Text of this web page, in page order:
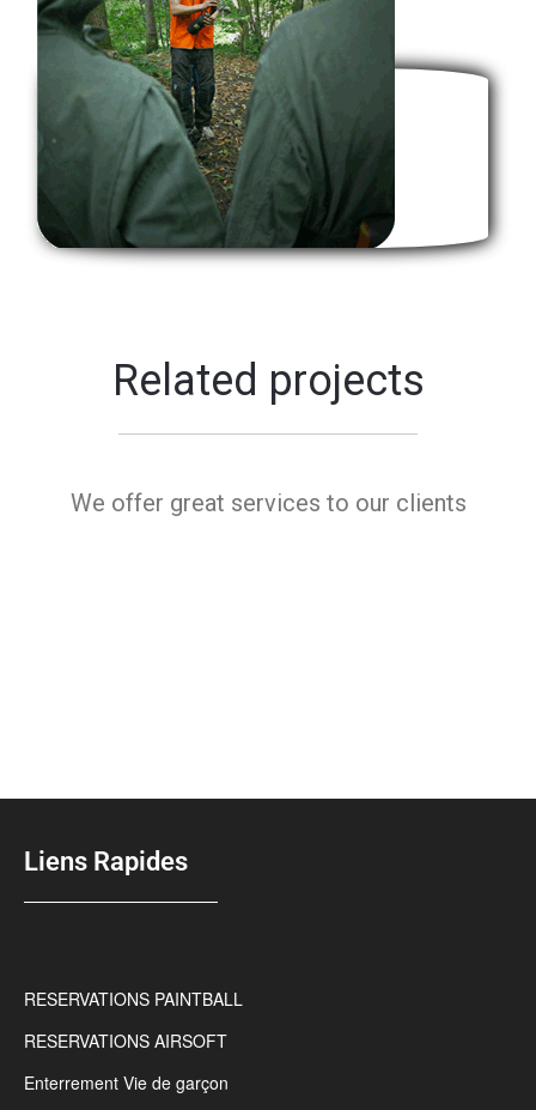
Related projects
We offer great services to our clients
Liens Rapides
RESERVATIONS PAINTBALL
RESERVATIONS AIRSOFT
Enterrement Vie de garçon